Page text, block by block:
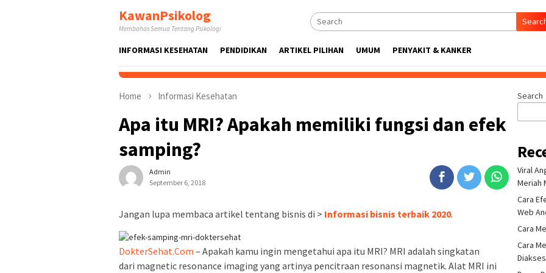
KawanPsikolog
Membahas Semua Tentang Psikologi
INFORMASI KESEHATAN PENDIDIKAN ARTIKEL PILIHAN UMUM PENYAKIT & KANKER
Home Informasi Kesehatan
Apa itu MRI? Apakah memiliki fungsi dan efek
samping?
Admin
September 6, 2018
Jangan lupa membaca artikel tentang bisnis di > Informasi bisnis terbaik 2020.
DokterSehat.Com – Apakah kamu ingin mengetahui apa itu MRI? MRI adalah singkatan
dari magnetic resonance imaging yang artinya pencitraan resonansi magnetik. Alat MRI ini
Search
Viral
Meriah
Cara
Web
Cara
Cara
Diakses